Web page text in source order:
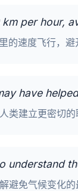
km per hour,
速度飞行，避
have
类建立更密切的
understand
避免气候变化的